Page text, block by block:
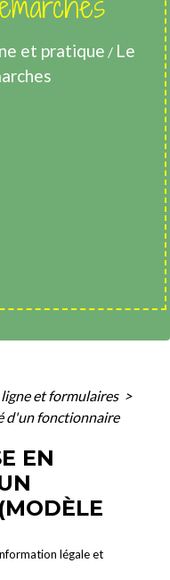
et pratique / Le
ligne et formulaires >
d'un fonctionnaire
EN
légale et